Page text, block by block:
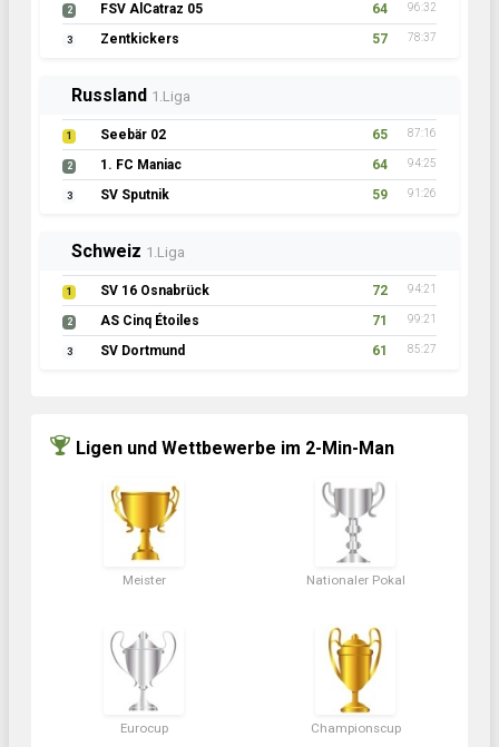
2 FSV AlCatraz 05 64 96:32
3 Zentkickers 57 78:37
Russland 1.Liga
1 Seebär 02 65 87:16
2 1. FC Maniac 64 94:25
3 SV Sputnik 59 91:26
Schweiz 1.Liga
1 SV 16 Osnabrück 72 94:21
2 AS Cinq Étoiles 71 99:21
3 SV Dortmund 61 85:27
Ligen und Wettbewerbe im 2-Min-Man
Meister Nationaler Pokal
Eurocup Championscup